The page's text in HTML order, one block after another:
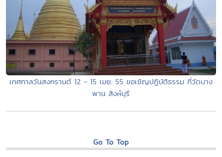
เทศกาลวันสงกรานต์ 12 - 15 เมย. 55 ขอเชิญปฏิบัติธรรม ที่วัดบาง
พาน สิงห์บุรี
Go To Top